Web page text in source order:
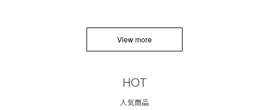
View more
HOT
人気商品